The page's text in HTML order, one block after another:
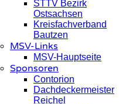
STTV Bezirk
Ostsachsen
Kreisfachverband
Bautzen
MSV-Links
MSV-Hauptseite
Sponsoren
Contorion
Dachdeckermeister
Reichel